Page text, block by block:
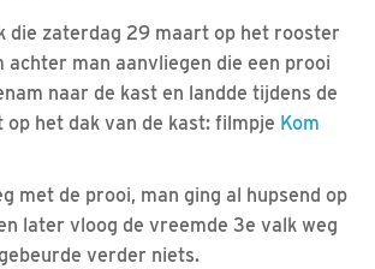
die zaterdag 29 maart op het rooster
achter man aanvliegen die een prooi
naar de kast en landde tijdens de
het dak van de kast: filmpje Kom
met de prooi, man ging al hupsend op
later vloog de vreemde 3e valk weg
verder niets.